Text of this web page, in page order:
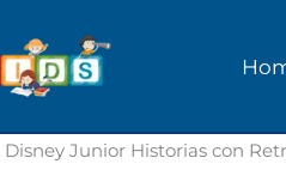
Disney Junior Historias con